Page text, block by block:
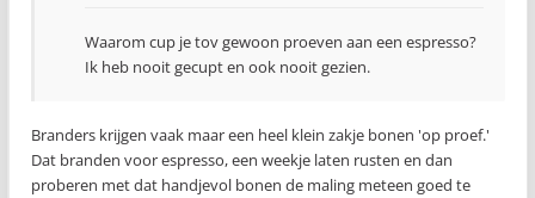
Waarom cup je tov gewoon proeven aan een espresso?
Ik heb nooit gecupt en ook nooit gezien.
Branders krijgen vaak maar een heel klein zakje bonen 'op proef.'
Dat branden voor espresso, een weekje laten rusten en dan
proberen met dat handjevol bonen de maling meteen goed te